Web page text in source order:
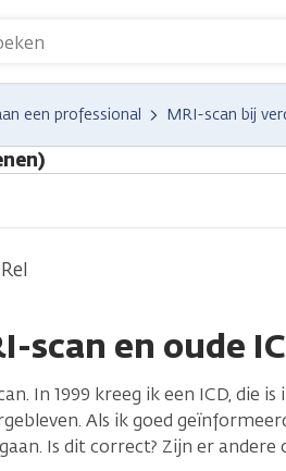
een professional MRI-scan bij
scan en oude
In 1999 kreeg ik een ICD, die
Als ik goed
Is dit correct? Zijn er andere